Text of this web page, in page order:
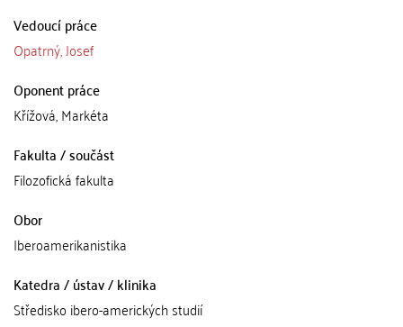
Vedoucí práce
Opatrný, Josef
Oponent práce
Křížová, Markéta
Fakulta / součást
Filozofická fakulta
Obor
Iberoamerikanistika
Katedra / ústav / klinika
Středisko ibero-amerických studií